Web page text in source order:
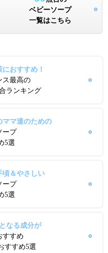
ベビーソープ
一覧はこちら
おすすめ！
ス最高の
ランキング
ママ達のための
ープ
5選
頃＆やさしい
ープ
5選
なる成分が
すすめ
すすめ5選